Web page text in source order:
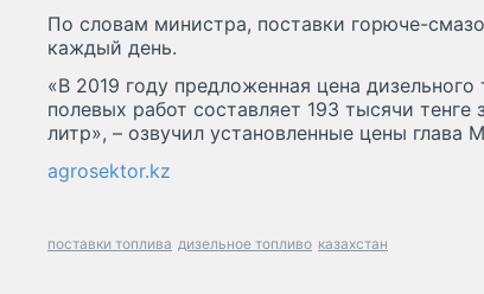
По словам министра, поставки горюче-
каждый день.
«В 2019 году предложенная цена
полевых работ составляет 193 тысячи тенге
литр», – озвучил установленные цены глава
agrosektor.kz
поставки топлива дизельное топливо казахстан